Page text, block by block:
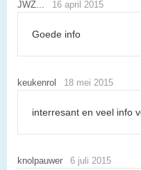
JWZ... 16 april 2015
Goede info
keukenrol 18 mei 2015
interresant en veel info
knolpauwer 6 juli 2015